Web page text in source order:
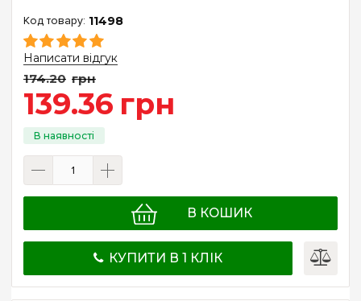
11498
Написати відгук
174.20 грн
139.36 грн
В КОШИК
КУПИТИ В 1 КЛІК